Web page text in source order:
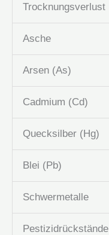
Trocknungsverlust
Asche
Arsen (As)
Cadmium (Cd)
Quecksilber (Hg)
Blei (Pb)
Schwermetalle
Pestizidrückstände